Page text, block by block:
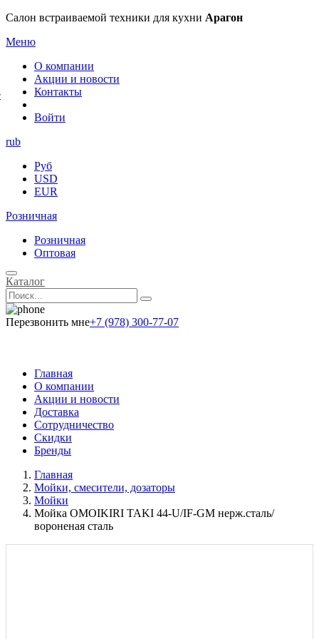
Салон встраиваемой техники для кухни Арагон
Меню
О компании
Акции и новости
Контакты
Войти
rub
Руб
USD
EUR
Розничная
Розничная
Оптовая
Каталог
Перезвонить мне+7 (978) 300-77-07
Главная
О компании
Акции и новости
Доставка
Сотрудничество
Скидки
Бренды
Главная
Мойки, смесители, дозаторы
Мойки
Мойка OMOIKIRI TAKI 44-U/IF-GM нерж.сталь/
вороненая сталь